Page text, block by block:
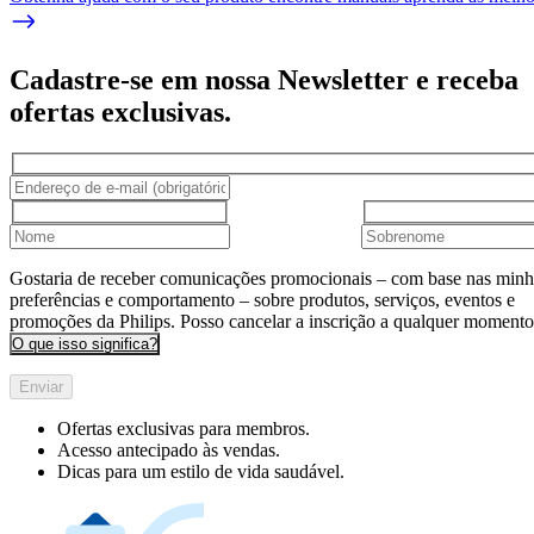
Cadastre-se em nossa Newsletter e receba
ofertas exclusivas.
Gostaria de receber comunicações promocionais – com base nas
preferências e comportamento – sobre produtos, serviços, eventos e
promoções da Philips. Posso cancelar a inscrição a qualquer
O que isso significa?
Enviar
Ofertas exclusivas para membros.
Acesso antecipado às vendas.
Dicas para um estilo de vida saudável.